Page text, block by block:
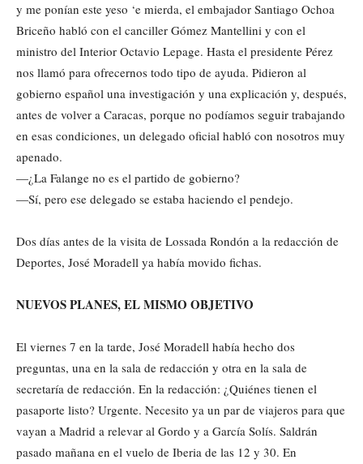
y me ponían este yeso ‘e mierda, el embajador Santiago Ochoa
Briceño habló con el canciller Gómez Mantellini y con el
ministro del Interior Octavio Lepage. Hasta el presidente Pérez
nos llamó para ofrecernos todo tipo de ayuda. Pidieron al
gobierno español una investigación y una explicación y, después,
antes de volver a Caracas, porque no podíamos seguir trabajando
en esas condiciones, un delegado oficial habló con nosotros muy
apenado.
—¿La Falange no es el partido de gobierno?
—Sí, pero ese delegado se estaba haciendo el pendejo.
Dos días antes de la visita de Lossada Rondón a la redacción de
Deportes, José Moradell ya había movido fichas.
NUEVOS PLANES, EL MISMO OBJETIVO
El viernes 7 en la tarde, José Moradell había hecho dos
preguntas, una en la sala de redacción y otra en la sala de
secretaría de redacción. En la redacción: ¿Quiénes tienen el
pasaporte listo? Urgente. Necesito ya un par de viajeros para que
vayan a Madrid a relevar al Gordo y a García Solís. Saldrán
pasado mañana en el vuelo de Iberia de las 12 y 30. En